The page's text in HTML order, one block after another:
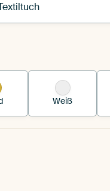
Textiltuch in
Weiß